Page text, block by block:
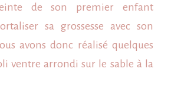
photo
grossesse
à
Moliets
de son premier enfant
sa grossesse avec son
avons donc réalisé quelques
ventre arrondi sur le sable à la